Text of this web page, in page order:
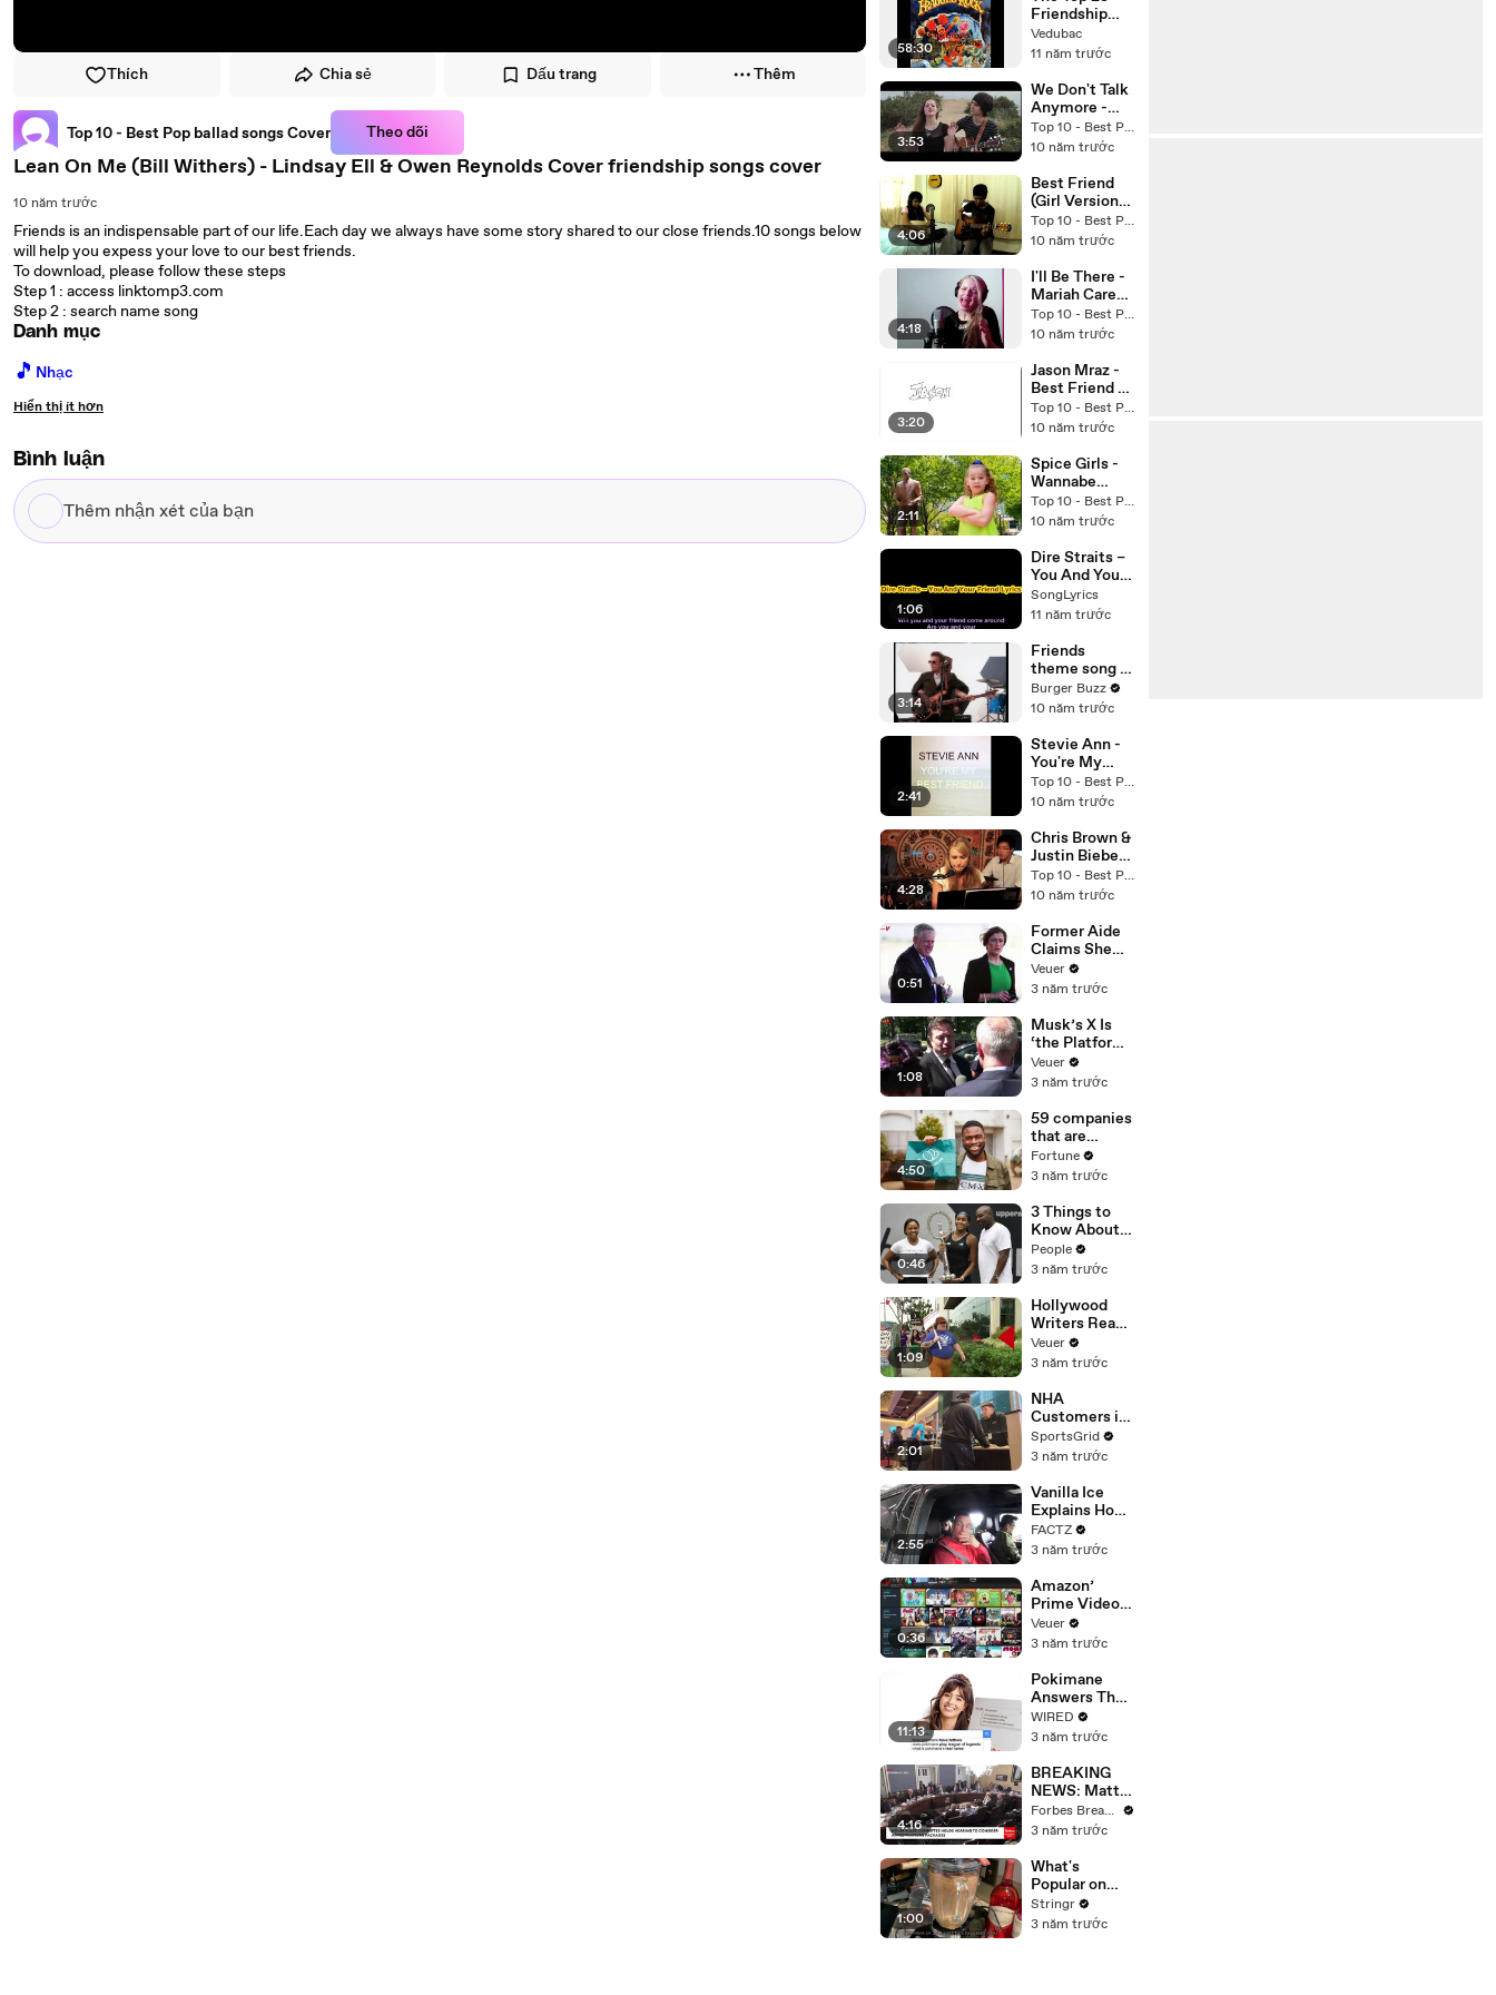
Thích Chia sẻ Dấu trang Thêm
Top 10 - Best Pop ballad songs Cover Theo dõi
Lean On Me (Bill Withers) - Lindsay Ell & Owen Reynolds Cover friendship songs cover
10 năm trước
Friends is an indispensable part of our life.Each day we always have some story shared to our close friends.10 songs below
will help you expess your love to our best friends.
To download, please follow these steps
Step 1 : access linktomp3.com
Step 2 : search name song
Danh mục
🎵 Nhạc
Hiển thị ít hơn
Bình luận
Thêm
nhận
Bhandari
58:30
Friendship
Songs (With
Download link
Vedubac
11 năm trước
3:53
We Don't Talk
Anymore -
Charlie Puth
Ft. Selena
Tiffany Alvord
& Future
Sunsets
(Cover)
Top 10 - Best Pop ballad songs Cover
10 năm trước
4:06
Best Friend
(Girl Version)
Cover - Jason
Chen
songs cover
Top 10 - Best Pop ballad songs Cover
10 năm trước
4:18
I'll Be There -
Mariah Carey
- Jackson 5 -
Vicky Nolan
friendship
songs cover
Top 10 - Best Pop ballad songs Cover
10 năm trước
3:20
Jason Mraz -
Best Friend -
AMAZING
Animated
friendship
songs cover
Top 10 - Best Pop ballad songs Cover
10 năm trước
2:11
Spice Girls -
Wannabe
(Haschak
Sisters Cover)
songs cover
Top 10 - Best Pop ballad songs Cover
10 năm trước
1:06
Dire Straits –
You And Your
Friend Lyrics
SongLyrics
11 năm trước
3:14
Friends
theme song - I
ll be there for
you - official
Burger Buzz
10 năm trước
2:41
Stevie Ann -
You're My
Best Friend
(Queen
friendship
songs cover
Top 10 - Best Pop ballad songs Cover
10 năm trước
4:28
Chris Brown &
Justin Bieber -
Next To You
(Chendy live
Bris) Top 10 -
Best Pop
ballad songs
Cover
Top 10 - Best Pop ballad songs Cover
10 năm trước
0:51
Former Aide
Claims She
Was Asked to
Make a ‘Hit
Trump
Veuer
3 năm trước
1:08
Musk’s X Is
‘the Platform
With the
Largest Ratio
Misinformatio
n or
Disinformatio
n’ Amongst
All Social
Media
Platforms
Veuer
3 năm trước
4:50
59 companies
that are
changing the
world: From
Chobani
Fortune
3 năm trước
0:46
3 Things to
Know About
Coco Gauff's
Parents
People
3 năm trước
1:09
Hollywood
Writers Reach
‘Tentative
Agreement’
After 146 Day
Strike
Veuer
3 năm trước
2:01
NHA
Customers in
Limbo as
Company
Potential
Merger
SportsGrid
3 năm trước
2:55
Vanilla Ice
Explains How
the 90’s
Shaped
FACTZ
3 năm trước
0:36
Amazon’
Prime Video
Will Show
Commercials
Year
Veuer
3 năm trước
11:13
Pokimane
Answers The
Web's Most
Searched
WIRED
3 năm trước
4:16
BREAKING
NEWS: Matt
Gaetz Tells
House
'I'm Not Going
To Vote For A
Continuing
Resolution'
Forbes Breaking News
3 năm trước
1:00
What's
Popular on
Uber Eats?
Stringr
3 năm trước